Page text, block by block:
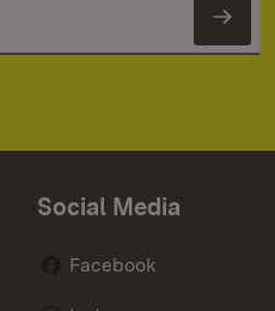
Social Media
Facebook